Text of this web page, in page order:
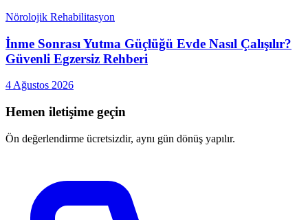
Nörolojik Rehabilitasyon
İnme Sonrası Yutma Güçlüğü Evde Nasıl Çalışılır?
Güvenli Egzersiz Rehberi
4 Ağustos 2026
Hemen iletişime geçin
Ön değerlendirme ücretsizdir, aynı gün dönüş yapılır.